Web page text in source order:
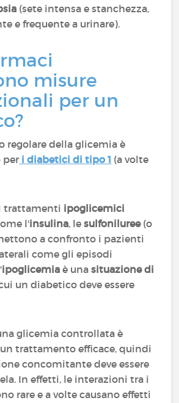
(sete intensa e stanchezza,
e frequente a urinare).
misure
per un
regolare della glicemia è
per i diabetici di tipo 1 (a volte
trattamenti ipoglicemici
l'insulina, lesulfoniluree(o
a confronto i pazienti
come gli episodi
ipoglicemia è unasituazione di
un diabetico deve essere
glicemia controllata è
trattamento efficace, quindi
concomitante deve essere
In effetti, le interazioni tra i
rare e a volte causano effetti